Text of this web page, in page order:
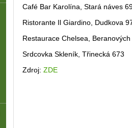
Café Bar Karolína, Stará náves
Ristorante Il Giardino, Dudkova
Restaurace Chelsea,
Srdcovka Skleník, Třinecká 673
Zdroj:ZDE